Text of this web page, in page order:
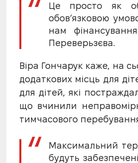
Це просто як
обовʼязковою
нам
Переверьзєва.
Віра Гончарук каже, на
додаткових місць для
для дітей, які
що вчинили
тимчасового
Максимальний
будуть